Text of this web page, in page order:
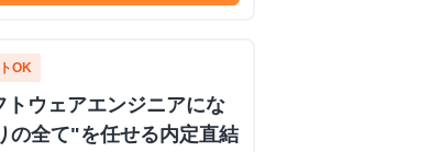
OK
トウェアエンジニアにな
の全て"を任せる内定直結